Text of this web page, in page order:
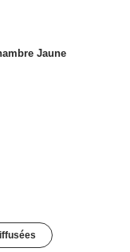
Jaune